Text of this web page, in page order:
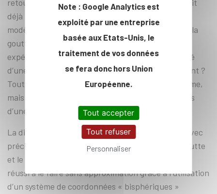
retour la goutte. Ce phénomène de propulsion était
déjà bien compris des scientifiques, mais tous les
modèles théoriques considéraient jusqu’alors que la
goutte nageait dans un fluide infini. Or, dans les
expériences, elles se trouvent toujours à proximité
d’une paroi. Est-ce que le modèle devient inopérant ?
Toute la communauté avait conscience du problème,
mais celui-ci est plus difficile à résoudre que le cas
d’une simple goutte sphérique.
La difficulté réside dans le fait qu’il faut décrire avec
précision ce qu’il se passe à l’interface entre la goutte
et le liquide. Nikhil Desai et Sébastien Michelin ont
réussi à le faire sans approximation grâce à l’utilisation
d’un système de coordonnées « bisphériques »
Note : Google Analytics est
exploité par une entreprise
basée aux Etats-Unis, le
traitement de vos données
se fera donc hors Union
Européenne.
Tout accepter
Tout refuser
Personnaliser